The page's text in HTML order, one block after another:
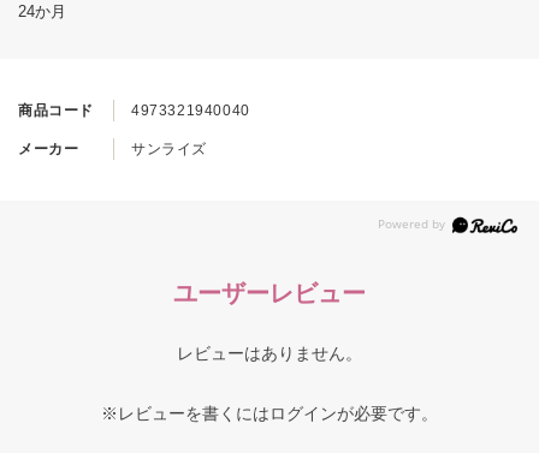
商品コード 4973321940040
メーカー サンライズ
24か月
ユーザーレビュー
レビューはありません。
※レビューを書くにはログインが必要です。